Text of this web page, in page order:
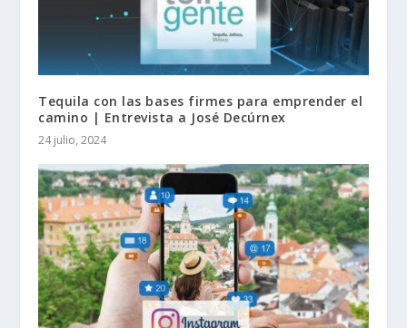
Tequila con las bases firmes para emprender el
camino | Entrevista a José Decúrnex
24 julio, 2024